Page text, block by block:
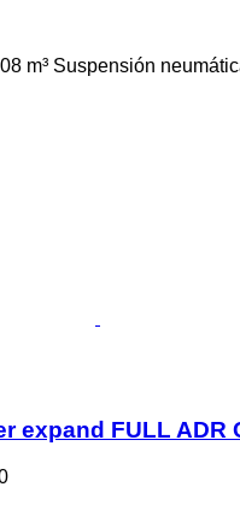
m³ Suspensión
expand FULL ADR